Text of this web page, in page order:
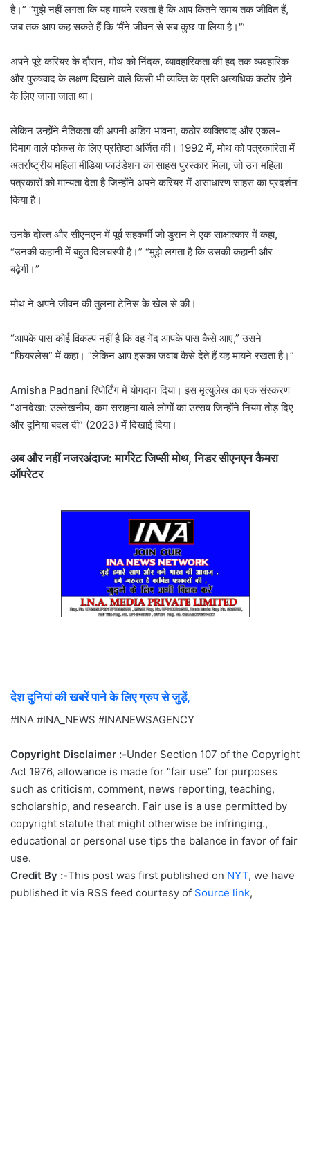
है।” “मुझे नहीं लगता कि यह मायने रखता है कि आप कितने समय तक जीवित हैं,
जब तक आप कह सकते हैं कि ‘मैंने जीवन से सब कुछ पा लिया है।'”
अपने पूरे करियर के दौरान, मोथ को निंदक, व्यावहारिकता की हद तक व्यवहारिक
और पुरुषवाद के लक्षण दिखाने वाले किसी भी व्यक्ति के प्रति अत्यधिक कठोर होने
के लिए जाना जाता था।
लेकिन उन्होंने नैतिकता की अपनी अडिग भावना, कठोर व्यक्तिवाद और एकल-
दिमाग वाले फोकस के लिए प्रतिष्ठा अर्जित की। 1992 में, मोथ को पत्रकारिता में
अंतर्राष्ट्रीय महिला मीडिया फाउंडेशन का साहस पुरस्कार मिला, जो उन महिला
पत्रकारों को मान्यता देता है जिन्होंने अपने करियर में असाधारण साहस का प्रदर्शन
किया है।
उनके दोस्त और सीएनएन में पूर्व सहकर्मी जो डुरान ने एक साक्षात्कार में कहा,
“उनकी कहानी में बहुत दिलचस्पी है।” “मुझे लगता है कि उसकी कहानी और
बढ़ेगी।”
मोथ ने अपने जीवन की तुलना टेनिस के खेल से की।
“आपके पास कोई विकल्प नहीं है कि वह गेंद आपके पास कैसे आए,” उसने
“फियरलेस” में कहा। “लेकिन आप इसका जवाब कैसे देते हैं यह मायने रखता है।”
Amisha Padnani रिपोर्टिंग में योगदान दिया। इस मृत्युलेख का एक संस्करण
“अनदेखा: उल्लेखनीय, कम सराहना वाले लोगों का उत्सव जिन्होंने नियम तोड़ दिए
और दुनिया बदल दी” (2023) में दिखाई दिया।
अब और नहीं नजरअंदाज: मार्गरेट जिप्सी मोथ, निडर सीएनएन कैमरा
ऑपरेटर
देश दुनियां की खबरें पाने के लिए ग्रुप से जुड़ें,
#INA #INA_NEWS #INANEWSAGENCY
Copyright Disclaimer :-Under Section 107 of the Copyright
Act 1976, allowance is made for “fair use” for purposes
such as criticism, comment, news reporting, teaching,
scholarship, and research. Fair use is a use permitted by
copyright statute that might otherwise be infringing.,
educational or personal use tips the balance in favor of fair
use.
Credit By :-This post was first published on NYT, we have
published it via RSS feed courtesy of Source link,